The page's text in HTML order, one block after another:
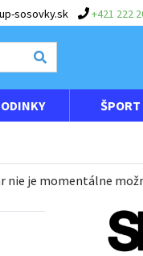
sosovky.sk +421 222
ŠPORT
nie je momentálne